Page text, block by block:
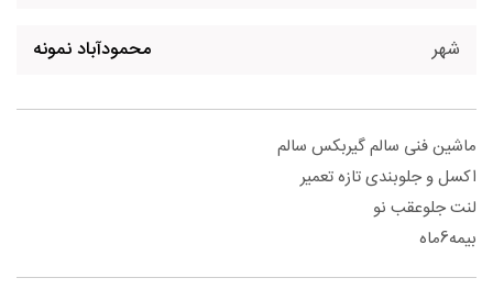
شهر محمودآباد نمونه
ماشین فنی سالم گیربکس سالم
اکسل و جلوبندی تازه تعمیر
لنت جلوعقب نو
بیمه6ماه